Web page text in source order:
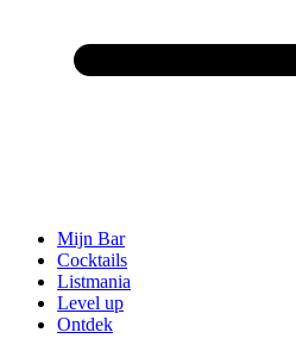
Mijn Bar
Cocktails
Listmania
Level up
Ontdek